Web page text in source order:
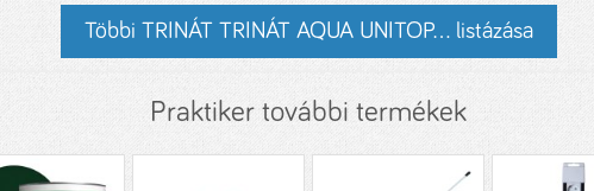
Többi TRINÁT TRINÁT AQUA UNITOP... listázása
Praktiker további termékek